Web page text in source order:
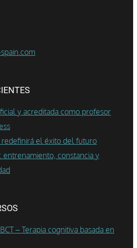
y acreditada como profesor
el éxito del futuro
entrenamiento, constancia y
– Terapia cognitiva basada en